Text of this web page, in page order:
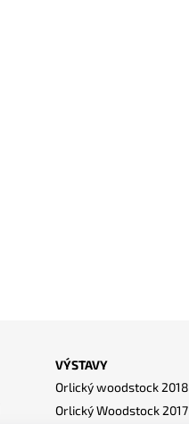
VÝSTAVY
Orlický woodstock 2018
Orlický Woodstock 2017